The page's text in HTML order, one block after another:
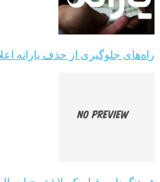
راه‌های جلوگیری از حذف یارانه